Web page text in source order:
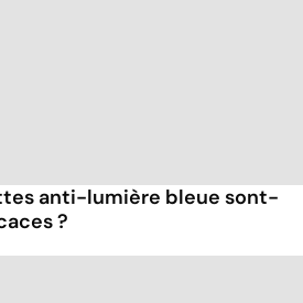
anti-lumière bleue sont-
?